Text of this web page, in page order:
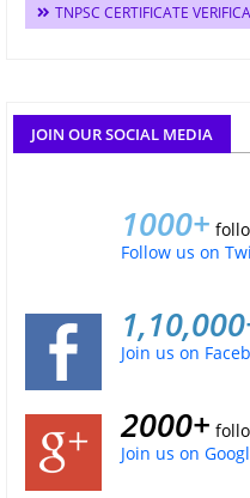
TNPSC CERTIFICATE
JOIN OUR SOCIAL MEDIA
1000+
Follow us on
Join us on
2000+
Join us on